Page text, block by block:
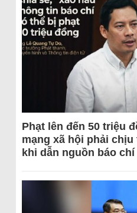
Phạt lên đến 50 triệu
mạng xã hội phải
khi dẫn nguồn báo chí